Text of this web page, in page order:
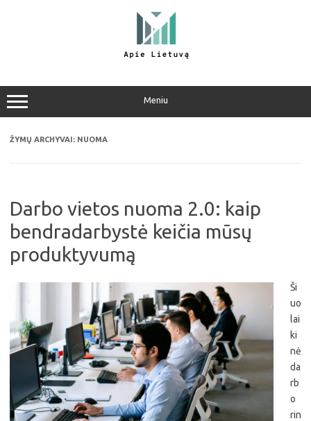
Meniu
ŽYMŲ ARCHYVAI: NUOMA
Darbo vietos nuoma 2.0: kaip
bendradarbystė keičia mūsų
produktyvumą
Ši
uo
lai
ki
nė
da
rb
o
rin